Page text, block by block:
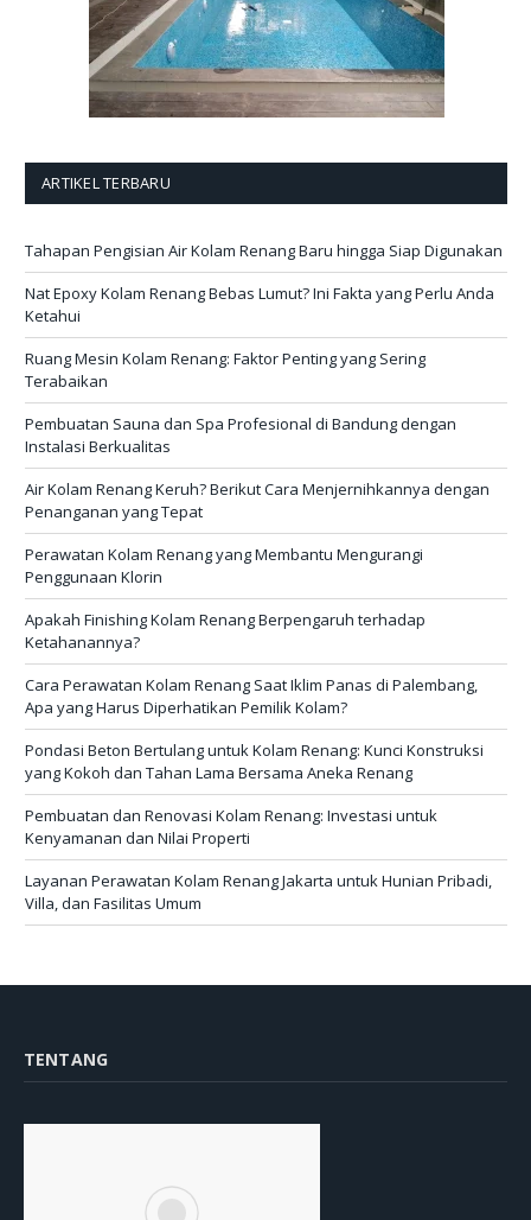
ARTIKEL TERBARU
Tahapan Pengisian Air Kolam Renang Baru hingga Siap Digunakan
Nat Epoxy Kolam Renang Bebas Lumut? Ini Fakta yang Perlu Anda
Ketahui
Ruang Mesin Kolam Renang: Faktor Penting yang Sering
Terabaikan
Pembuatan Sauna dan Spa Profesional di Bandung dengan
Instalasi Berkualitas
Air Kolam Renang Keruh? Berikut Cara Menjernihkannya dengan
Penanganan yang Tepat
Perawatan Kolam Renang yang Membantu Mengurangi
Penggunaan Klorin
Apakah Finishing Kolam Renang Berpengaruh terhadap
Ketahanannya?
Cara Perawatan Kolam Renang Saat Iklim Panas di Palembang,
Apa yang Harus Diperhatikan Pemilik Kolam?
Pondasi Beton Bertulang untuk Kolam Renang: Kunci Konstruksi
yang Kokoh dan Tahan Lama Bersama Aneka Renang
Pembuatan dan Renovasi Kolam Renang: Investasi untuk
Kenyamanan dan Nilai Properti
Layanan Perawatan Kolam Renang Jakarta untuk Hunian Pribadi,
Villa, dan Fasilitas Umum
TENTANG